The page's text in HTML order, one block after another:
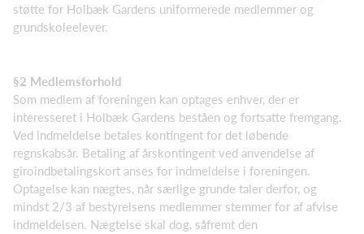
støtte for Holbæk Gardens uniformerede medlemmer og
grundskoleelever.
§2 Medlemsforhold
Som medlem af foreningen kan optages enhver, der er
interesseret i Holbæk Gardens beståen og fortsatte fremgang.
Ved indmeldelse betales kontingent for det løbende
regnskabsår. Betaling af årskontingent ved anvendelse af
giroindbetalingskort anses for indmeldelse i foreningen.
Optagel­se kan nægtes, når særlige grunde taler derfor, og
mindst 2/3 af bestyrelsens medlemmer stem­mer for af afvise
indmeldelsen. Nægtelse skal dog, såfremt den